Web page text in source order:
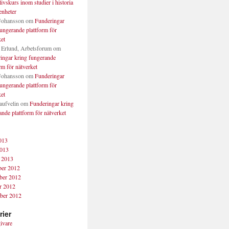
inom studier i historia
omFunderingar
plattform för
Arbetsforumom
kring fungerande
för nätverket
omFunderingar
plattform för
omFunderingar kring
plattform för nätverket
2012
2012
2012
2012